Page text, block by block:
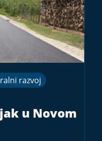
razvoj
u Novom